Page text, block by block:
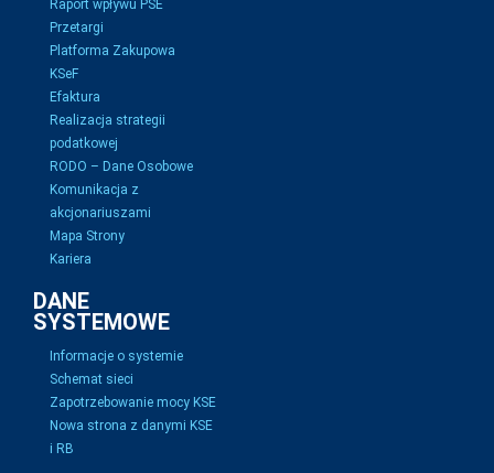
Raport wpływu PSE
Przetargi
Platforma Zakupowa
KSeF
Efaktura
Realizacja strategii
podatkowej
RODO – Dane Osobowe
Komunikacja z
akcjonariuszami
Mapa Strony
Kariera
DANE
SYSTEMOWE
Informacje o systemie
Schemat sieci
Zapotrzebowanie mocy KSE
Nowa strona z danymi KSE
i RB